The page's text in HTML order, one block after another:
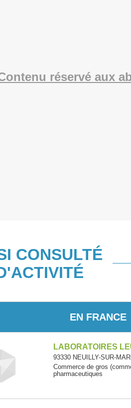
réservé aux
CONSULTÉ
EN FRANCE
LABORATOIRES
93330 NEUILLY-SUR-
Commerce de gros
pharmaceutiques